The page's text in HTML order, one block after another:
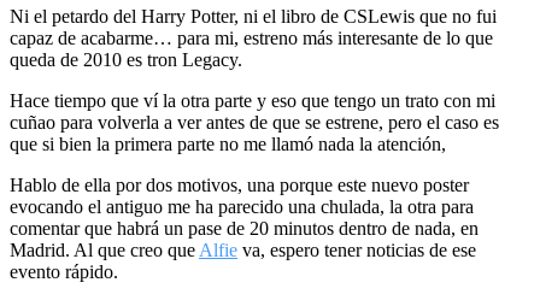
Ni el petardo del Harry Potter, ni el libro de CSLewis que no fui
capaz de acabarme… para mi, estreno más interesante de lo que
queda de 2010 es tron Legacy.
Hace tiempo que ví la otra parte y eso que tengo un trato con mi
cuñao para volverla a ver antes de que se estrene, pero el caso es
que si bien la primera parte no me llamó nada la atención,
Hablo de ella por dos motivos, una porque este nuevo poster
evocando el antiguo me ha parecido una chulada, la otra para
comentar que habrá un pase de 20 minutos dentro de nada, en
Madrid. Al que creo que Alfie va, espero tener noticias de ese
evento rápido.